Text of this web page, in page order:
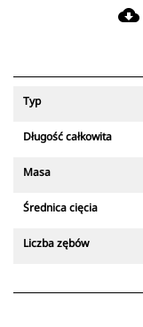
cloud_download
Typ
Długość całkowita
Masa
Średnica cięcia
Liczba zębów